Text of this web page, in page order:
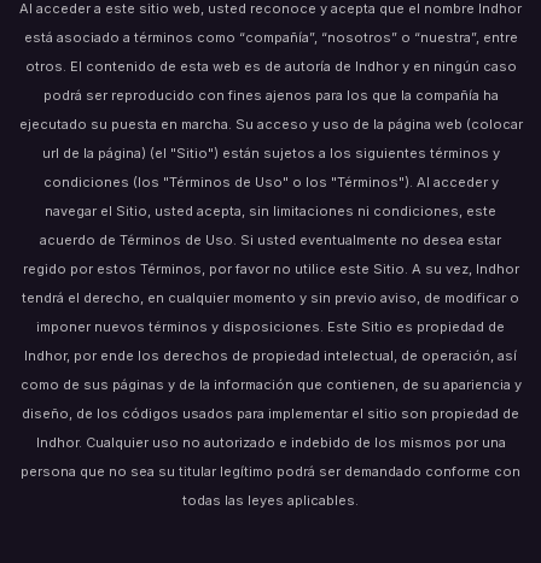
Al acceder a este sitio web, usted reconoce y acepta que el nombre Indhor
está asociado a términos como “compañía”, “nosotros” o “nuestra”, entre
otros. El contenido de esta web es de autoría de Indhor y en ningún caso
podrá ser reproducido con fines ajenos para los que la compañía ha
ejecutado su puesta en marcha. Su acceso y uso de la página web (colocar
url de la página) (el "Sitio") están sujetos a los siguientes términos y
condiciones (los "Términos de Uso" o los "Términos"). Al acceder y
navegar el Sitio, usted acepta, sin limitaciones ni condiciones, este
acuerdo de Términos de Uso. Si usted eventualmente no desea estar
regido por estos Términos, por favor no utilice este Sitio. A su vez, Indhor
tendrá el derecho, en cualquier momento y sin previo aviso, de modificar o
imponer nuevos términos y disposiciones. Este Sitio es propiedad de
Indhor, por ende los derechos de propiedad intelectual, de operación, así
como de sus páginas y de la información que contienen, de su apariencia y
diseño, de los códigos usados para implementar el sitio son propiedad de
Indhor. Cualquier uso no autorizado e indebido de los mismos por una
persona que no sea su titular legítimo podrá ser demandado conforme con
todas las leyes aplicables.